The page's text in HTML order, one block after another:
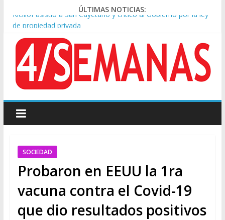
ÚLTIMAS NOTICIAS:
Kicillof asistió a San Cayetano y criticó al Gobierno por la ley
de propiedad privada
afectar la salud mental de niños
Represión frente al Congreso: tres detenidos durante la
protesta contra la Ley de Propiedad Privada
Sturzenegger defendió la Ley de Tierras y lamentó el retiro
del capítulo de extranjerización
Tras la aprobación de la ley de propiedad privada, Bullrich
apuntó: “Vino un poco endiablada”
SOCIEDAD
Probaron en EEUU la 1ra
vacuna contra el Covid-19
que dio resultados positivos